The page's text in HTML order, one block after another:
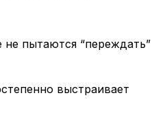
пытаются “переждать”
выстраивает